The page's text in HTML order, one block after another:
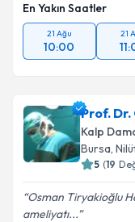
En Yakın Saatler
21 Ağu
10:00
21
Prof.
Kalp
Bursa,
5 (19
Osman Tiryakioğlu
ameliyatı...